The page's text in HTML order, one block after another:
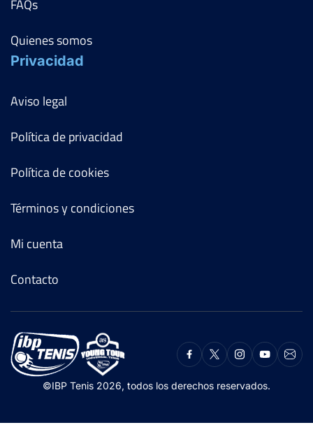
FAQs
Quienes somos
Privacidad
Aviso legal
Política de privacidad
Política de cookies
Términos y condiciones
Mi cuenta
Contacto
©IBP Tenis 2026, todos los derechos reservados.